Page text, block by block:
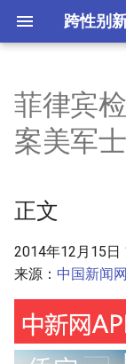
跨性别
t
a
l
i
i
正文
附加信息
菲律宾
案美军
正文
2014年12月15日
来源： 中国新闻网